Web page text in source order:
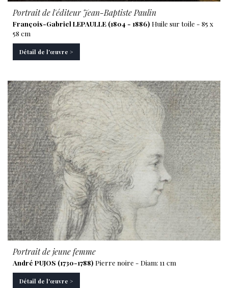
Portrait de l'éditeur Jean-Baptiste Paulin
François-Gabriel LEPAULLE (1804 - 1886) Huile sur toile - 85 x
58 cm
Détail de l'œuvre >
Portrait de jeune femme
André PUJOS (1730-1788) Pierre noire - Diam: 11 cm
Détail de l'œuvre >